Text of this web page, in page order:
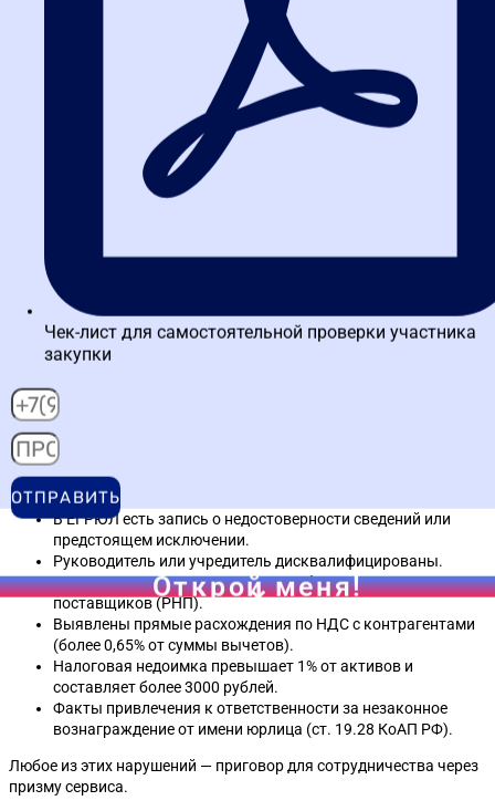
корректировку, приложив подтверждающие документы. Новый
срок рассмотрения таких заявлений —5 рабочих дней
законодательно этот срок не был установлен).
5. Что означает количество
присвоенных баллов (мин/
Первый этап — «Стоп-факторы»
(проходной балл)
проваливает хотя бы один из 14 базовых критериев этого этапа,
система сразу выдает отрицательное заключение, и второй этап
даже не наступает. К таким критическим факторам относятся:
Компания находится в стадии ликвидации, реорганизации
или банкротства.
В ЕГРЮЛ есть запись о недостоверности сведений или
предстоящем исключении.
Руководитель или учредитель дисквалифицированы.
Компания включена в реестр недобросовестных
поставщиков (РНП).
Выявлены прямые расхождения по НДС с контрагентами
(более 0,65% от суммы вычетов).
Налоговая недоимка превышает 1% от активов и
составляет более 3000 рублей.
Факты привлечения к ответственности за незаконное
вознаграждение от имени юрлица (ст. 19.28 КоАП РФ).
Любое из этих нарушений — приговор для сотрудничества через
призму сервиса.
Чек-лист для самостоятельной проверки участника
закупки
ОТПРАВИТЬ
Открой меня!